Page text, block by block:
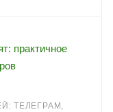
ТЕЛЕГРАМ,